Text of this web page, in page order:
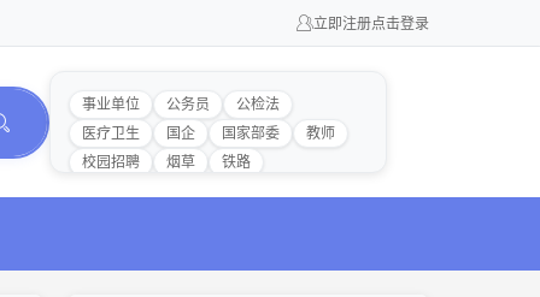
立即注册点击登录
事业单位 公务员
公检法
医疗卫生
国企 国家部委
教师
校园招聘
烟草 铁路